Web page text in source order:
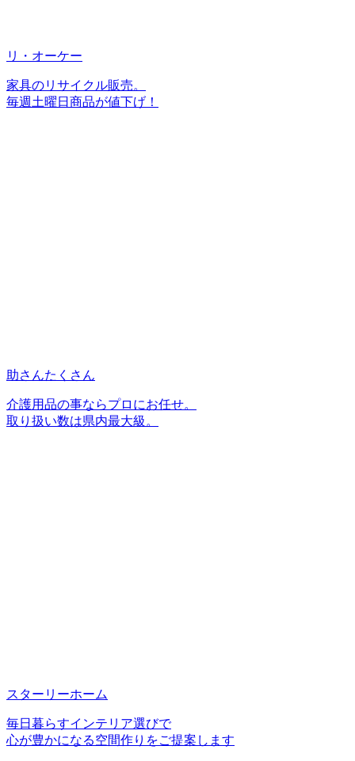
リ・オーケー
家具のリサイクル販売。
毎週土曜日商品が値下げ！
助さんたくさん
介護用品の事ならプロにお任せ。
取り扱い数は県内最大級。
スターリーホーム
毎日暮らすインテリア選びで
心が豊かになる空間作りをご提案します